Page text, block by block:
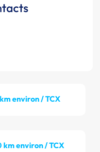
environ / TCX
km environ / TCX